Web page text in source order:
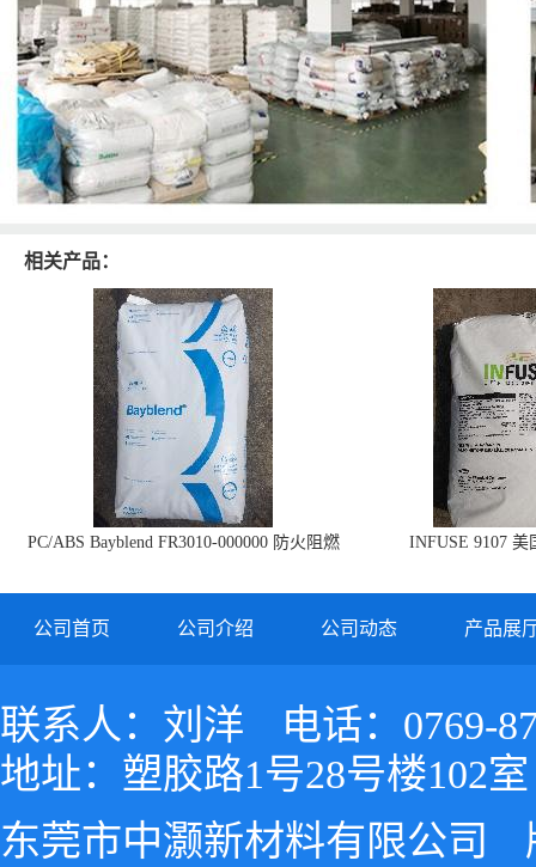
相关产品：
PC/ABS Bayblend FR3010-000000 防火阻燃
INFUSE 9107 美
公司首页 公司介绍 公司动态 产品展
联系人：刘洋
电话：0769-
地址：塑胶路1号28号楼102室
东莞市中灏新材料有限公司